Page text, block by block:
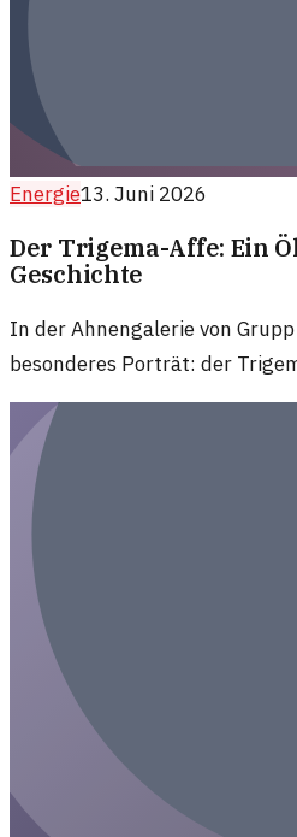
Energie13. Juni 2026
Der Trigema-Affe: Ein
Geschichte
In der Ahnengalerie von
besonderes Porträt: der
was ihn so besonders macht